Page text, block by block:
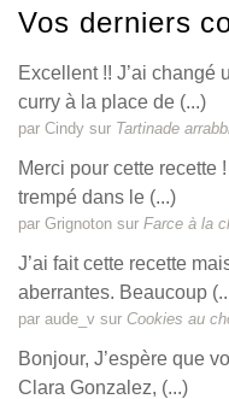
Vos derniers
Excellent !! J’ai changé
curry à la place de (...)
par Cindy sur Tartinade
Merci pour cette recette
trempé dans le (...)
par Grignoton sur Farce à la
J’ai fait cette recette
aberrantes. Beaucoup
par aude_v sur Cookies au
Bonjour, J’espère que
Clara Gonzalez, (...)